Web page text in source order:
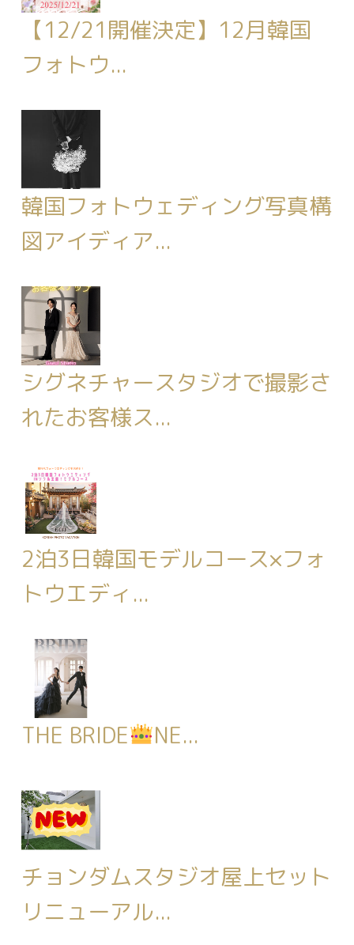
【12/21開催決定】12月韓国
フォトウ...
韓国フォトウェディング写真構
図アイディア...
シグネチャースタジオで撮影さ
れたお客様ス...
2泊3日韓国モデルコース×フォ
トウエディ...
THE BRIDE NE...
チョンダムスタジオ屋上セット
リニューアル...